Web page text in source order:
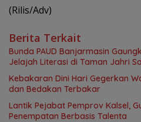
(Rilis/Adv)
Berita Terkait
Bunda PAUD Banjarmasin
Jelajah Literasi di Taman Jahri
Kebakaran Dini Hari Gegerkan
dan Bedakan Terbakar
Lantik Pejabat Pemprov Kalsel,
Penempatan Berbasis Talenta